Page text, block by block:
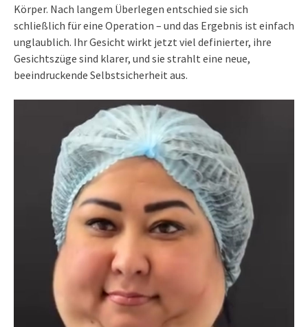
Körper. Nach langem Überlegen entschied sie sich
schließlich für eine Operation – und das Ergebnis ist einfach
unglaublich. Ihr Gesicht wirkt jetzt viel definierter, ihre
Gesichtszüge sind klarer, und sie strahlt eine neue,
beeindruckende Selbstsicherheit aus.